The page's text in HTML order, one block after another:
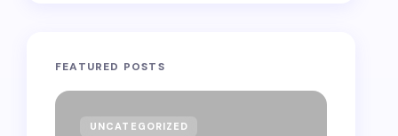
FEATURED POSTS
UNCATEGORIZED